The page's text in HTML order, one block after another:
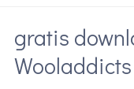
gratis